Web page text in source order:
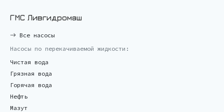
ГМС Ливгидромаш
Все насосы
Насосы по перекачиваемой жидкости:
Чистая вода
Грязная вода
Горячая вода
Нефть
Мазут